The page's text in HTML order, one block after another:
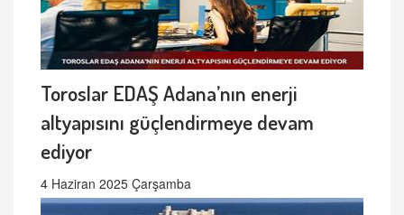
Toroslar EDAŞ Adana’nın enerji
altyapısını güçlendirmeye devam
ediyor
4 Haziran 2025 Çarşamba